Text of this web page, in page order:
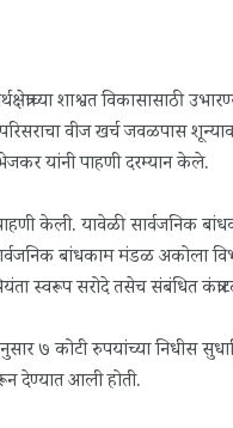
शाश्वत विकासासाठी
वीज खर्च जवळपास
यांनी पाहणी दरम्यान केले.
केली. यावेळी सार्वजनिक
बांधकाम मंडळ अकोला
स्वरूप सरोदे तसेच संबंधित
७ कोटी रुपयांच्या निधीस
देण्यात आली होती.